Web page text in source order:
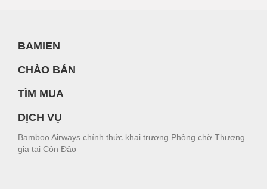
BAMIEN
CHÀO BÁN
TÌM MUA
DỊCH VỤ
Bamboo Airways chính thức khai trương Phòng chờ Thương
gia tại Côn Đảo